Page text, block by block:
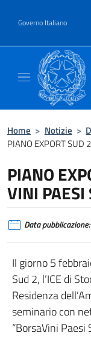
Governo Italiano
Home > Notizie >
PIANO EXPORT SUD
PIANO
VINI
Data pubblicazione:
Il giorno 5
Sud 2, l’ICE di
Residenza
seminario con
“BorsaVini Paesi